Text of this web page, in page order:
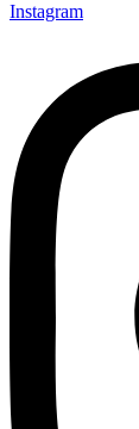
Instagram